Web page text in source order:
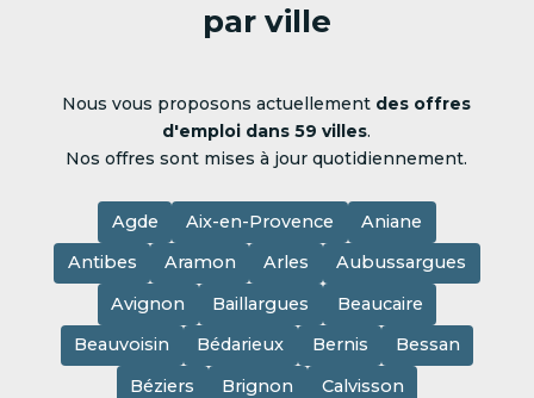
par ville
Nous vous proposons actuellement des offres
d'emploi dans 59 villes.
Nos offres sont mises à jour quotidiennement.
Agde Aix-en-Provence
Aniane
Antibes
Aramon Arles
Aubussargues
Avignon
Baillargues
Beaucaire
Beauvoisin
Bédarieux Bernis
Bessan
Béziers
Brignon
Calvisson